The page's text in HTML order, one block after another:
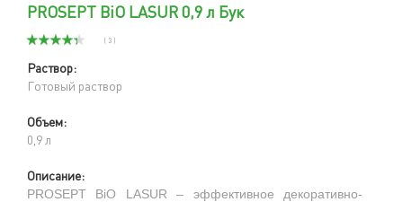
PROSEPT BiO LASUR 0,9 л Бук
( 3 )
Раствор:
Готовый раствор
Объем:
0,9 л
Описание:
PROSEPT BiO LASUR – эффективное декоративно-